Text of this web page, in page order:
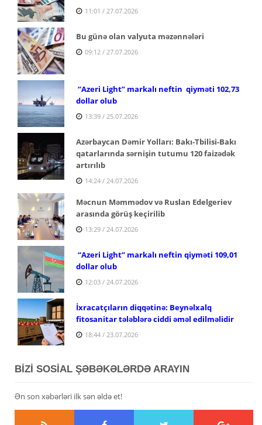
11:01 / 27.07.2026
Bu günə olan valyuta məzənnələri
09:12 / 27.07.2026
“Azeri Light” markalı neftin qiyməti 102,73
dollar olub
13:39 / 25.07.2026
Azərbaycan Dəmir Yolları: Bakı-Tbilisi-Bakı
qatarlarında sərnişin tutumu 120 faizədək
artırılıb
14:24 / 24.07.2026
Məcnun Məmmədov və Ruslan Edelgeriev
arasında görüş keçirilib
13:29 / 24.07.2026
“Azeri Light” markalı neftin qiyməti 109,01
dollar olub
12:03 / 24.07.2026
İxracatçıların diqqətinə: Beynəlxalq
fitosanitar tələblərə ciddi əməl edilməlidir
18:44 / 23.07.2026
BİZİ SOSİAL ŞƏBƏKƏLƏRDƏ ARAYIN
Ən son xəbərləri ilk sən əldə et!